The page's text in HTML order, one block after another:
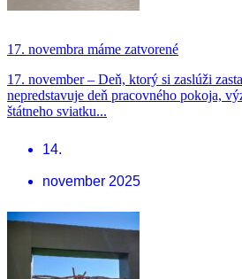
17. novembra máme zatvorené
17. november – Deň, ktorý si zaslúži
nepredstavuje deň pracovného pokoja,
štátneho sviatku...
14.
november 2025